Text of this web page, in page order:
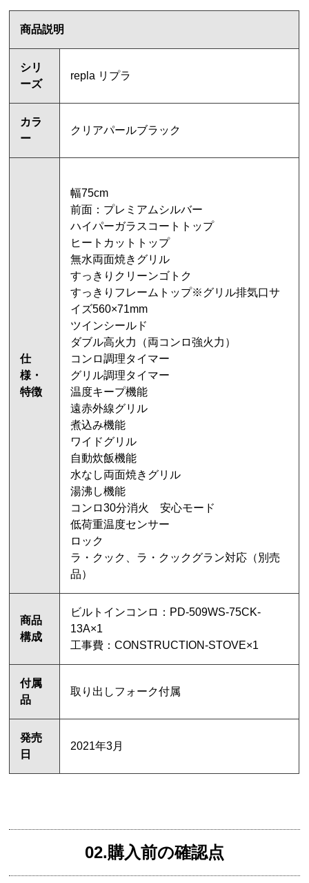
商品説明
シリ
ーズ
repla リプラ
カラ
ー
クリアパールブラック
仕
様・
特徴
幅75cm
前面：プレミアムシルバー
ハイパーガラスコートトップ
ヒートカットトップ
無水両面焼きグリル
すっきりクリーンゴトク
すっきりフレームトップ※グリル排気口サ
イズ560×71mm
ツインシールド
ダブル高火力（両コンロ強火力）
コンロ調理タイマー
グリル調理タイマー
温度キープ機能
遠赤外線グリル
煮込み機能
ワイドグリル
自動炊飯機能
水なし両面焼きグリル
湯沸し機能
コンロ30分消火 安心モード
低荷重温度センサー
ロック
ラ・クック、ラ・クックグラン対応（別売
品）
商品
構成
ビルトインコンロ：PD-509WS-75CK-
13A×1
工事費：CONSTRUCTION-STOVE×1
付属
品
取り出しフォーク付属
発売
日
2021年3月
02.購入前の確認点